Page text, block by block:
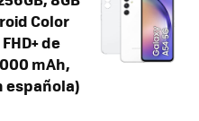
Color
de
mAh,
española)